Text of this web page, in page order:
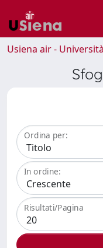
Usiena air -
Ordina per:
In ordine:
Risultati/Pagina